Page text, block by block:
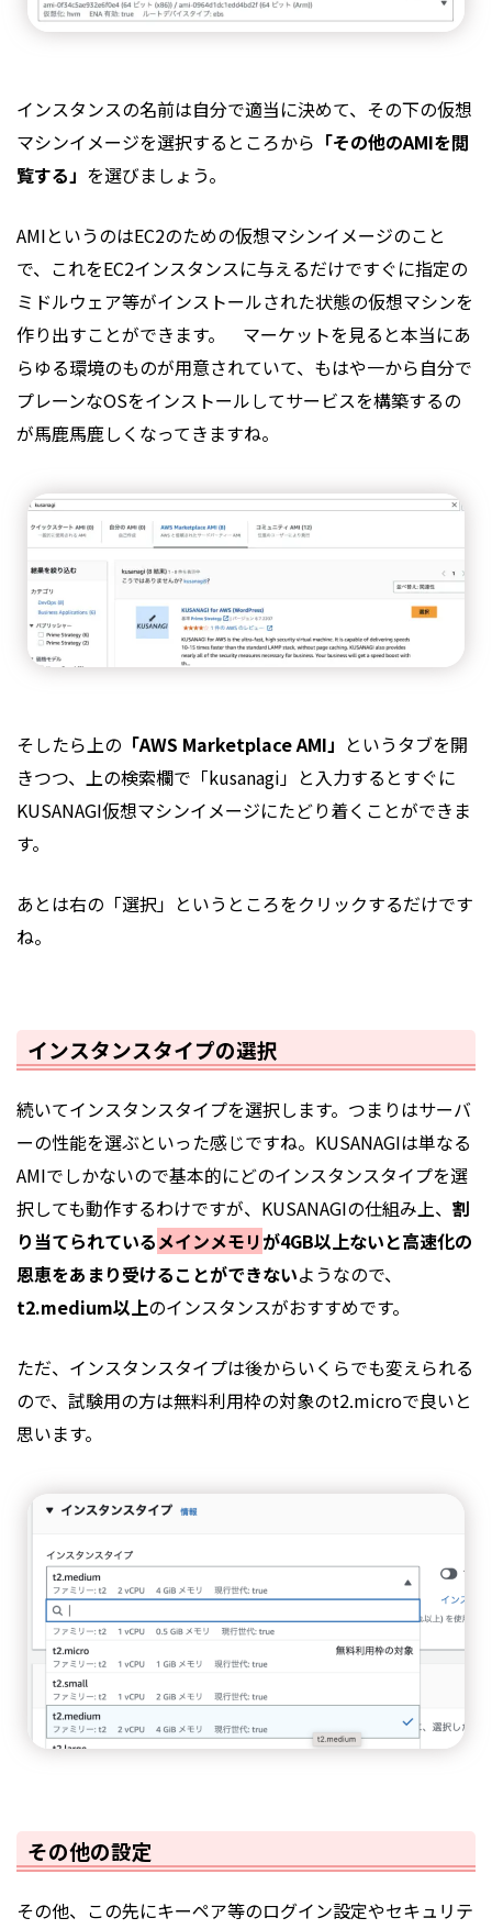
インスタンスの名前は自分で適当に決めて、その下の仮想
マシンイメージを選択するところから 「その他のAMIを閲
覧する」 を選びましょう。
AMIというのはEC2のための仮想マシンイメージのこと
で、これをEC2インスタンスに与えるだけですぐに指定の
ミドルウェア等がインストールされた状態の仮想マシンを
作り出すことができます。 マーケットを見ると本当にあ
らゆる環境のものが用意されていて、もはや一から自分で
プレーンなOSをインストールしてサービスを構築するの
が馬鹿馬鹿しくなってきますね。
そしたら上の 「AWS Marketplace AMI」 というタブを開
きつつ、上の検索欄で「kusanagi」と入力するとすぐに
KUSANAGI仮想マシンイメージにたどり着くことができま
す。
あとは右の「選択」というところをクリックするだけです
ね。
インスタンスタイプの選択
続いてインスタンスタイプを選択します。つまりはサーバ
ーの性能を選ぶといった感じですね。KUSANAGIは単なる
AMIでしかないので基本的にどのインスタンスタイプを選
択しても動作するわけですが、KUSANAGIの仕組み上、 割
り当てられているメインメモリが4GB以上ないと高速化の
恩恵をあまり受けることができないようなので、
t2.medium以上のインスタンスがおすすめです。
ただ、インスタンスタイプは後からいくらでも変えられる
ので、試験用の方は無料利用枠の対象のt2.microで良いと
思います。
その他の設定
その他、この先にキーペア等のログイン設定やセキュリテ